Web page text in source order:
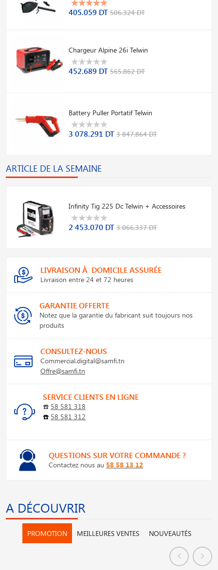
405.059 DT 506.324 DT
Chargeur Alpine 26i Telwin
452.689 DT 565.862 DT
Battery Puller Portatif Telwin
3 078.291 DT 3 847.864 DT
ARTICLE DE LA SEMAINE
Infinity Tig 225 Dc Telwin + Accessoires
2 453.070 DT 3 066.337 DT
LIVRAISON À DOMICILE ASSURÉE
Livraison entre 24 et 72 heures
GARANTIE OFFERTE
Notez que la garantie du fabricant suit toujours nos
produits
CONSULTEZ-NOUS
Commercial.digital@samfi.tn
Offre@samfi.tn
SERVICE CLIENTS EN LIGNE
☎️ 58 581 318
☎️ 58 581 312
QUESTIONS SUR VOTRE COMMANDE ?
Contactez nous au 58 58 13 12
A DÉCOUVRIR
PROMOTION MEILLEURES VENTES NOUVEAUTÉS